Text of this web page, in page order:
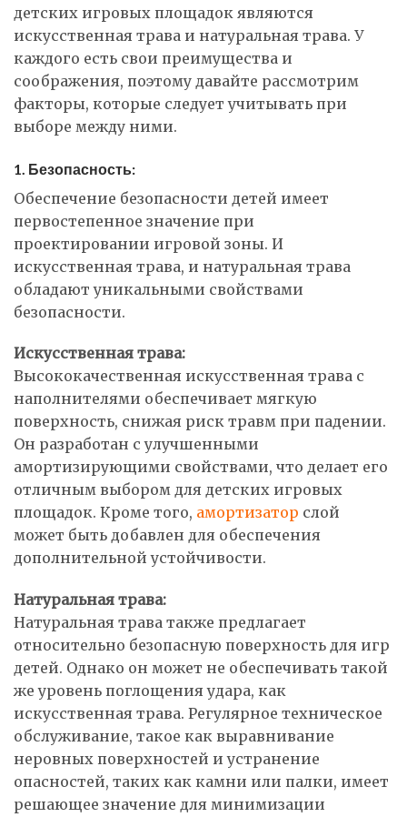
детских игровых площадок являются
искусственная трава и натуральная трава. У
каждого есть свои преимущества и
соображения, поэтому давайте рассмотрим
факторы, которые следует учитывать при
выборе между ними.
1. Безопасность:
Обеспечение безопасности детей имеет
первостепенное значение при
проектировании игровой зоны. И
искусственная трава, и натуральная трава
обладают уникальными свойствами
безопасности.
Искусственная трава:
Высококачественная искусственная трава с
наполнителями обеспечивает мягкую
поверхность, снижая риск травм при падении.
Он разработан с улучшенными
амортизирующими свойствами, что делает его
отличным выбором для детских игровых
площадок. Кроме того, амортизатор слой
может быть добавлен для обеспечения
дополнительной устойчивости.
Натуральная трава:
Натуральная трава также предлагает
относительно безопасную поверхность для игр
детей. Однако он может не обеспечивать такой
же уровень поглощения удара, как
искусственная трава. Регулярное техническое
обслуживание, такое как выравнивание
неровных поверхностей и устранение
опасностей, таких как камни или палки, имеет
решающее значение для минимизации